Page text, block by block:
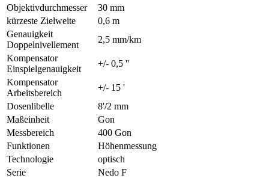
Objektivdurchmesser
30 mm
kürzeste Zielweite
0,6 m
Genauigkeit
Doppelnivellement
2,5 mm/km
Kompensator
Einspielgenauigkeit
+/- 0,5 ''
Kompensator
Arbeitsbereich
+/- 15 '
Dosenlibelle
8'/2 mm
Maßeinheit
Gon
Messbereich
400 Gon
Funktionen
Höhenmessung
Technologie
optisch
Serie
Nedo F